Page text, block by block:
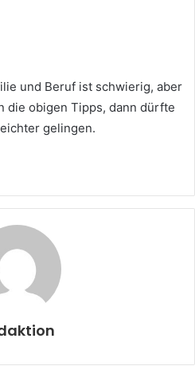
und Beruf ist schwierig, aber
die obigen Tipps, dann dürfte
gelingen.